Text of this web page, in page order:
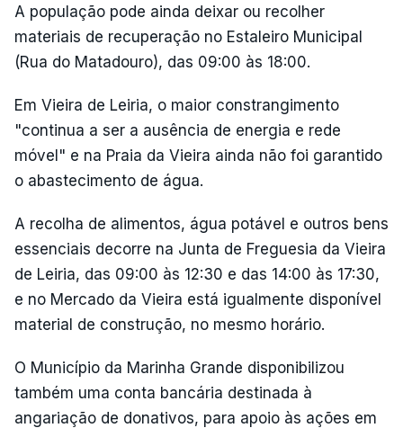
A população pode ainda deixar ou recolher
materiais de recuperação no Estaleiro Municipal
(Rua do Matadouro), das 09:00 às 18:00.
Em Vieira de Leiria, o maior constrangimento
"continua a ser a ausência de energia e rede
móvel" e na Praia da Vieira ainda não foi garantido
o abastecimento de água.
A recolha de alimentos, água potável e outros bens
essenciais decorre na Junta de Freguesia da Vieira
de Leiria, das 09:00 às 12:30 e das 14:00 às 17:30,
e no Mercado da Vieira está igualmente disponível
material de construção, no mesmo horário.
O Município da Marinha Grande disponibilizou
também uma conta bancária destinada à
angariação de donativos, para apoio às ações em